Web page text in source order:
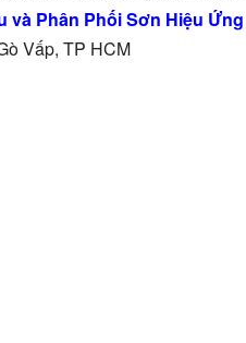
và Phân Phối Sơn Hiệu
Vấp, TP HCM